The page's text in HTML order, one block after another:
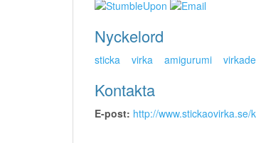
Nyckelord
sticka virka amigurumi
Kontakta
E-post: http://www.stickaovirka.se/